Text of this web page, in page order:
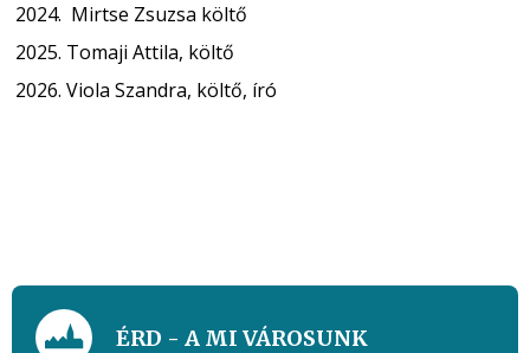
Mirtse Zsuzsa költő
Tomaji Attila, költő
Viola Szandra, költő, író
ÉRD - A MI VÁROSUNK